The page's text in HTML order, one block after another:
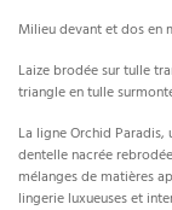
Milieu devant et dos en
Laize brodée sur tulle
triangle en tulle
La ligne Orchid
dentelle nacrée
mélanges de matières
lingerie luxueuses et